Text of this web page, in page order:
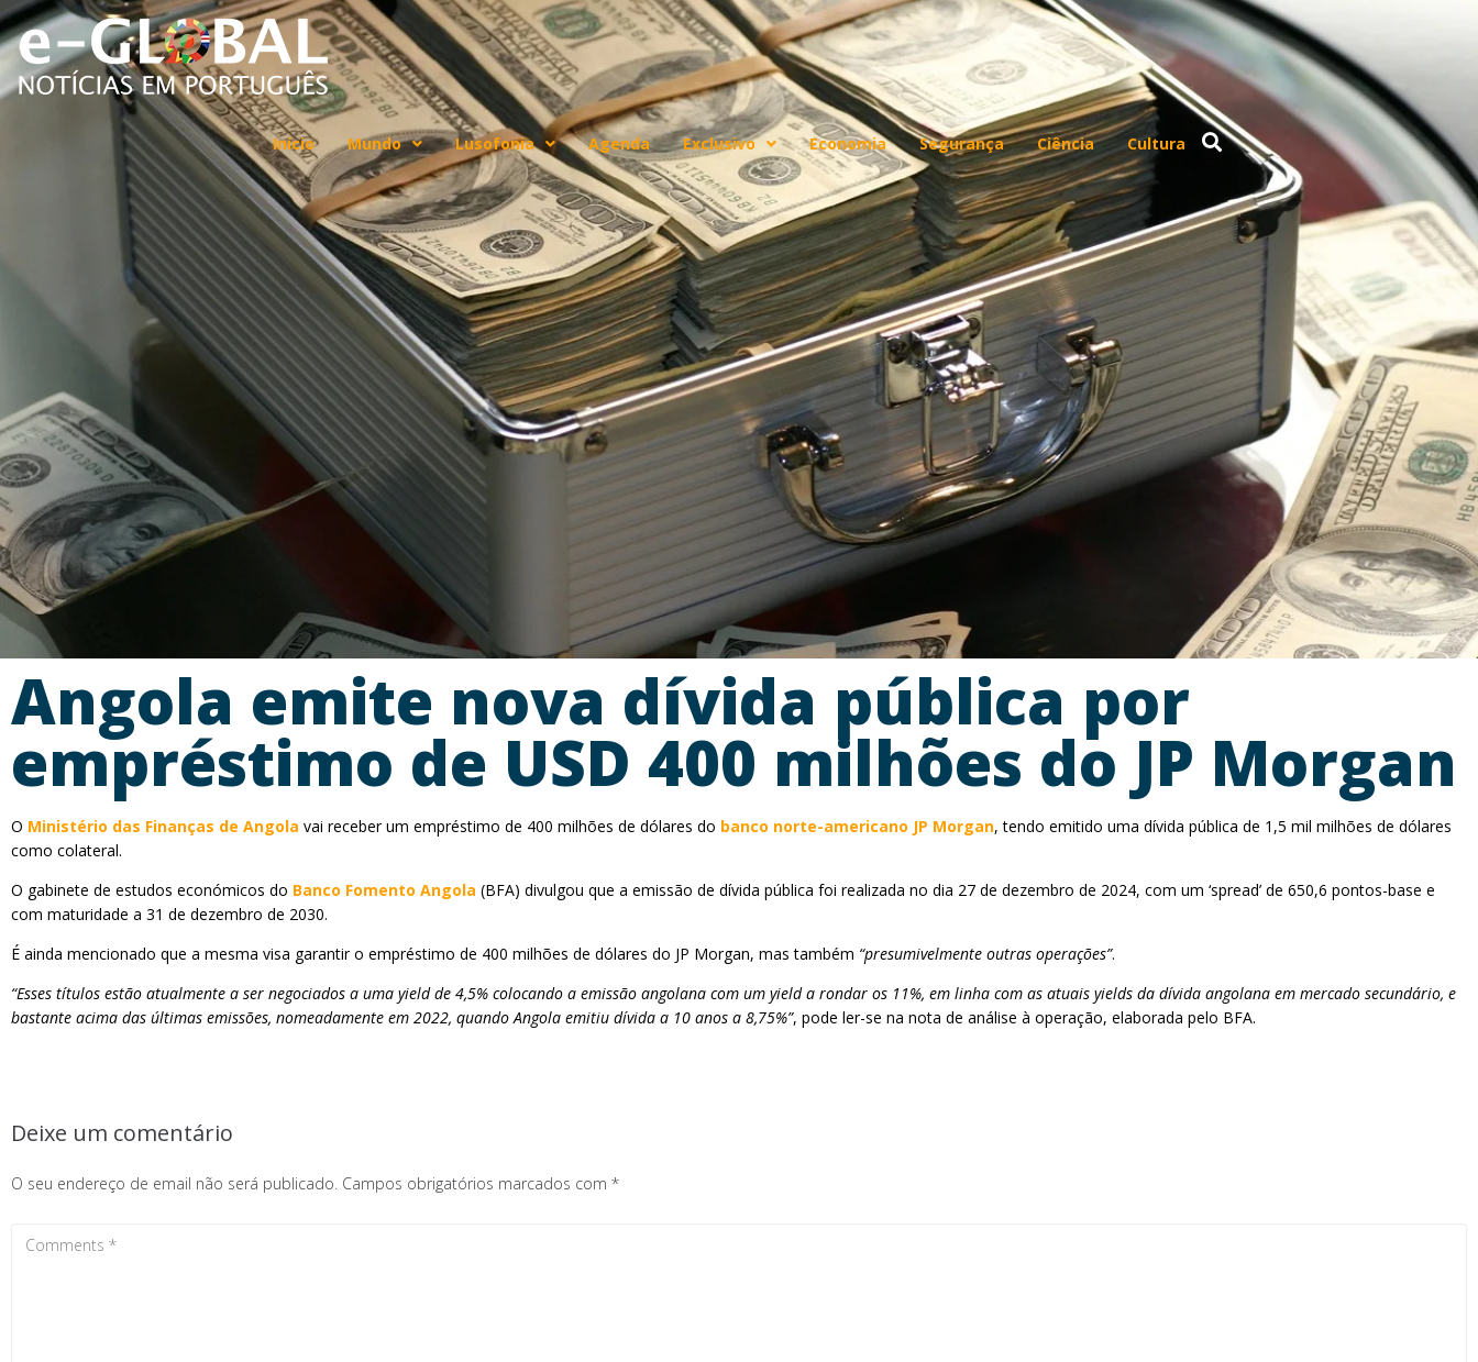
Início Mundo Lusofonia Agenda Exclusivo Economia Segurança Ciência Cultura
Angola emite nova dívida pública por
empréstimo de USD 400 milhões do JP Morgan
O Ministério das Finanças de Angola vai receber um empréstimo de 400 milhões de dólares do banco norte-americano JP Morgan, tendo emitido uma dívida pública de 1,5 mil milhões de dólares
como colateral.
O gabinete de estudos económicos do Banco Fomento Angola (BFA) divulgou que a emissão de dívida pública foi realizada no dia 27 de dezembro de 2024, com um ‘spread’ de 650,6 pontos-base e
com maturidade a 31 de dezembro de 2030.
É ainda mencionado que a mesma visa garantir o empréstimo de 400 milhões de dólares do JP Morgan, mas também “presumivelmente outras operações”.
“Esses títulos estão atualmente a ser negociados a uma yield de 4,5% colocando a emissão angolana com um yield a rondar os 11%, em linha com as atuais yields da dívida angolana em mercado secundário, e
bastante acima das últimas emissões, nomeadamente em 2022, quando Angola emitiu dívida a 10 anos a 8,75%”, pode ler-se na nota de análise à operação, elaborada pelo BFA.
Deixe um comentário
O seu endereço de email não será publicado. Campos obrigatórios marcados com *